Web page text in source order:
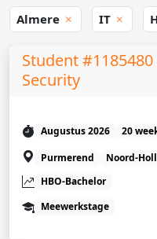
Almere IT
Student
Security
Augustus 2026 20
Purmerend
Noord-
HBO-Bachelor
Meewerkstage